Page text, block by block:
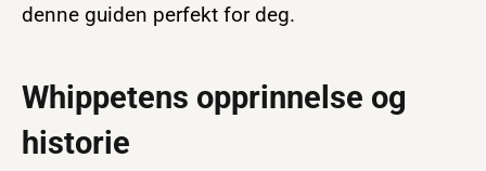
denne guiden perfekt for deg.
Whippetens opprinnelse og
historie